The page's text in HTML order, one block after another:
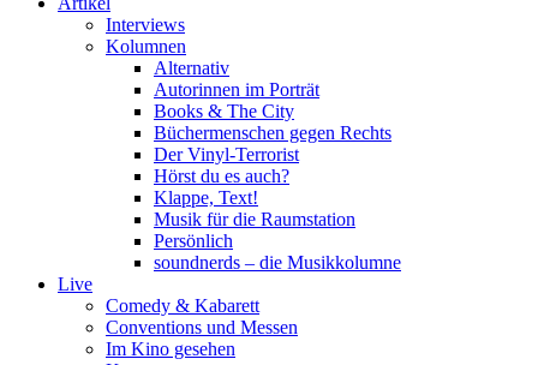
Interviews
Kolumnen
Alternativ
Autorinnen im Porträt
Books & The City
Büchermenschen gegen Rechts
Der Vinyl-Terrorist
Hörst du es auch?
Klappe, Text!
Musik für die Raumstation
Persönlich
soundnerds – die Musikkolumne
Live
Comedy & Kabarett
Conventions und Messen
Im Kino gesehen